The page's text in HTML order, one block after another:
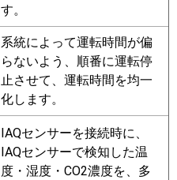
す。
系統によって運転時間が偏
らないよう、順番に運転停
止させて、運転時間を均一
化します。
IAQセンサーを接続時に、
IAQセンサーで検知した温
度・湿度・CO2濃度を、多